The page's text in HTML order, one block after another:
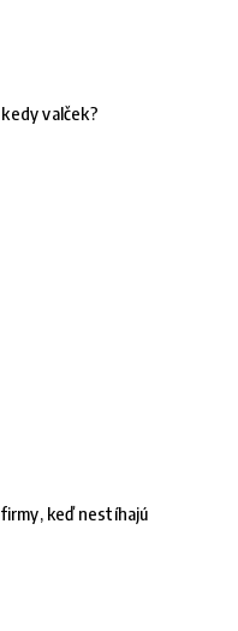
valček?
keď nestíhajú